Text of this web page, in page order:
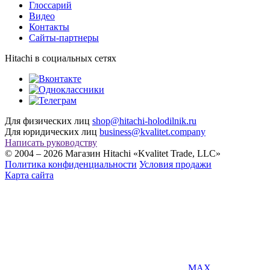
Глоссарий
Видео
Контакты
Сайты-партнеры
Hitachi в социальных сетях
Для физических лиц shop@hitachi-holodilnik.ru
Для юридических лиц business@kvalitet.company
Написать руководству
© 2004 – 2026 Магазин Hitachi «Kvalitet Trade, LLC»
Политика конфиденциальности Условия продажи
Карта сайта
MAX